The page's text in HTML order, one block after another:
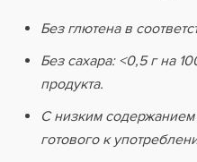
Без глютена в
Без сахара: <0,5 г на
продукта.
С низким содержанием
готового к